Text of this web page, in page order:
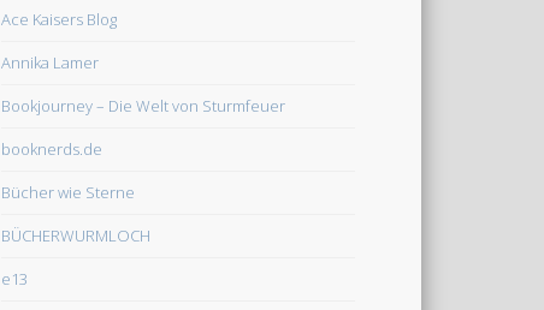
Ace Kaisers Blog
Annika Lamer
Bookjourney – Die Welt von Sturmfeuer
booknerds.de
Bücher wie Sterne
BÜCHERWURMLOCH
e13